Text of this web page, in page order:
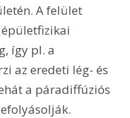
A felület
így pl. a
az eredeti lég- és
a páradiffúziós